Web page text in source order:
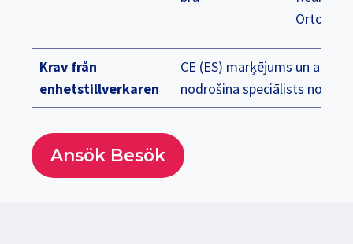
Ortopedi.
Krav från
enhetstillverkaren
CE (ES) marķējums un
nodrošina speciālists no
Ansök Besök